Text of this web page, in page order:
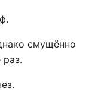
смущённо